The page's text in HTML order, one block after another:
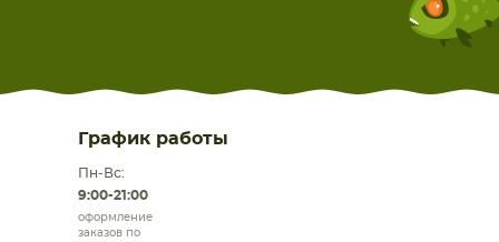
График работы
Пн-Вс:
9:00-21:00
оформление
заказов по